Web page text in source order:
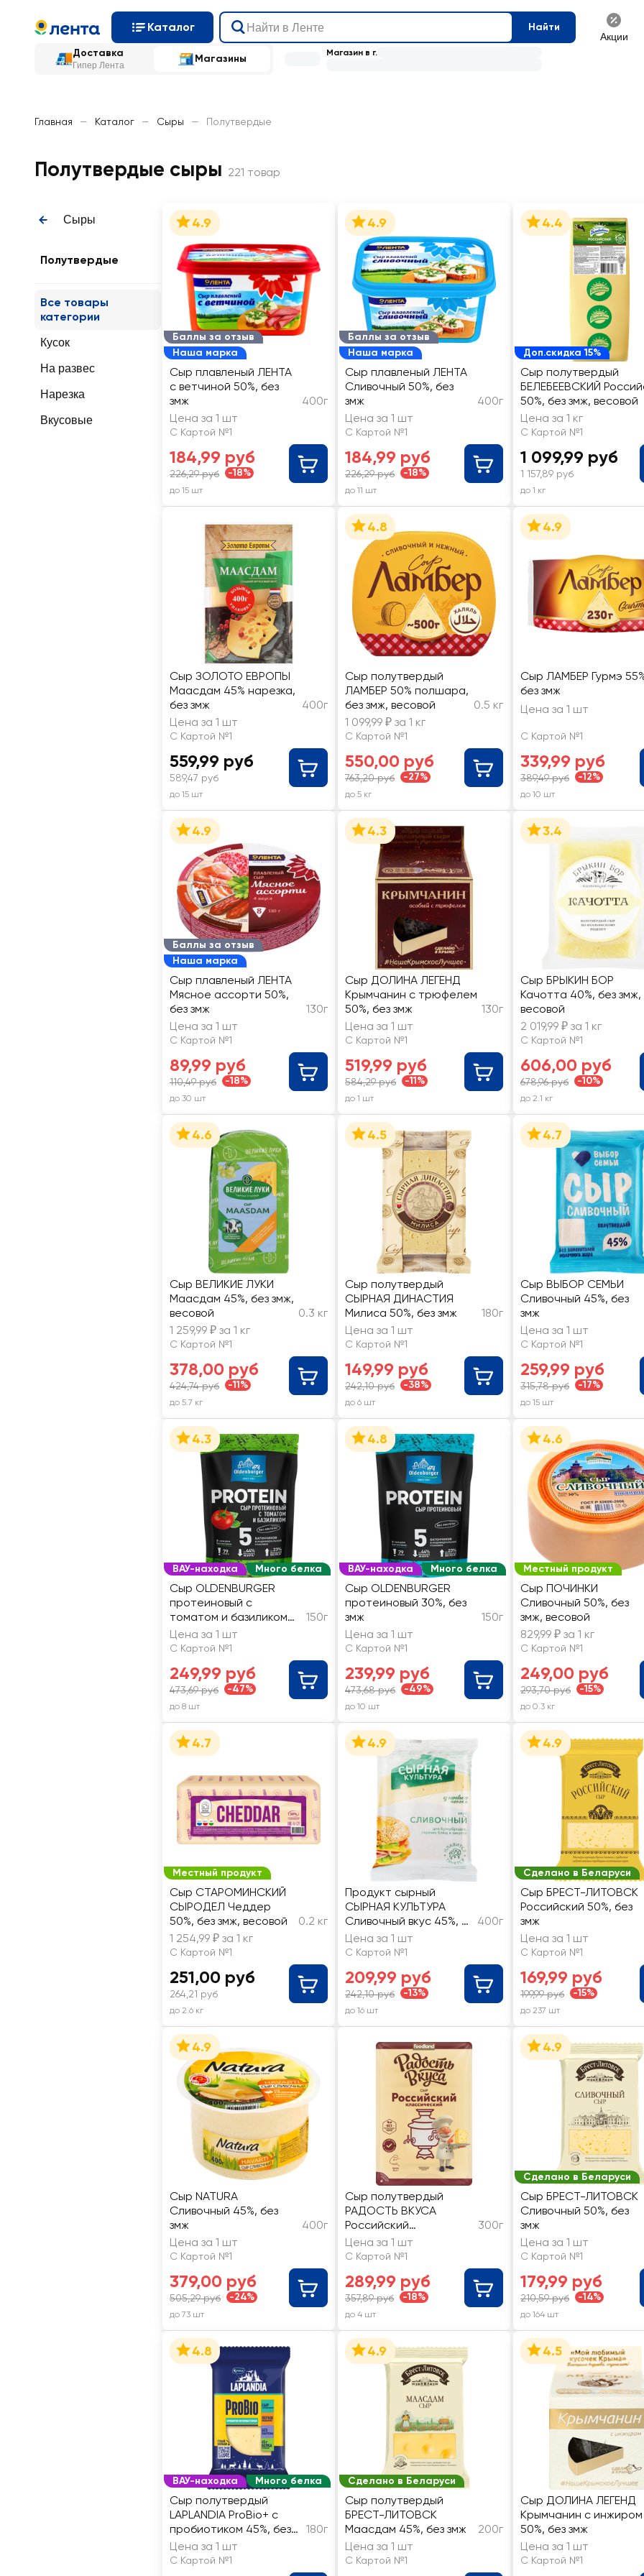
Каталог Найти
Акции
Доставка
Гипер Лента
Магазины Магазин в г.
Главная — Каталог — Сыры — Полутвердые
Полутвердые сыры 221 товар
Сыры
Полутвердые
Все товары
категории
Кусок
На развес
Нарезка
Вкусовые
Баллы за отзыв
Наша марка
4.9
Сыр плавленый ЛЕНТА
с ветчиной 50%, без
змж
400г
Цена за 1 шт
С Картой №1
184,99 руб
226,29 руб -18%
до 15 шт
Баллы за отзыв
Наша марка
4.9
Сыр плавленый ЛЕНТА
Сливочный 50%, без
змж
400г
Цена за 1 шт
С Картой №1
184,99 руб
226,29 руб -18%
до 11 шт
Доп.скидка 15%
4.4
Сыр полутвердый
БЕЛЕБЕЕВСКИЙ
50%, без змж, весовой
Цена за 1 кг
С Картой №1
1 099,99 руб
1 157,89 руб
до 1 кг
Сыр ЗОЛОТО ЕВРОПЫ
Маасдам 45% нарезка,
без змж
400г
Цена за 1 шт
С Картой №1
559,99 руб
589,47 руб
до 15 шт
4.8
Сыр полутвердый
ЛАМБЕР 50% полшара,
без змж, весовой
0.5 кг
1 099,99 ₽ за 1 кг
С Картой №1
550,00 руб
763,20 руб -27%
до 5 кг
4.9
Сыр ЛАМБЕР Гурмэ
без змж
Цена за 1 шт
С Картой №1
339,99 руб
389,49 руб -12%
до 10 шт
Баллы за отзыв
Наша марка
4.9
Сыр плавленый ЛЕНТА
Мясное ассорти 50%,
без змж
130г
Цена за 1 шт
С Картой №1
89,99 руб
110,49 руб -18%
до 30 шт
4.3
Сыр ДОЛИНА ЛЕГЕНД
Крымчанин с трюфелем
50%, без змж
130г
Цена за 1 шт
С Картой №1
519,99 руб
584,29 руб -11%
до 1 шт
3.4
Сыр БРЫКИН БОР
Качотта 40%, без змж,
весовой
2 019,99 ₽ за 1 кг
С Картой №1
606,00 руб
678,96 руб -10%
до 2.1 кг
4.6
Сыр ВЕЛИКИЕ ЛУКИ
Маасдам 45%, без змж,
весовой
0.3 кг
1 259,99 ₽ за 1 кг
С Картой №1
378,00 руб
424,74 руб -11%
до 5.7 кг
4.5
Сыр полутвердый
СЫРНАЯ ДИНАСТИЯ
Милиса 50%, без змж
180г
Цена за 1 шт
С Картой №1
149,99 руб
242,10 руб -38%
до 6 шт
4.7
Сыр ВЫБОР СЕМЬИ
Сливочный 45%, без
змж
Цена за 1 шт
С Картой №1
259,99 руб
315,78 руб -17%
до 15 шт
ВАУ-находка Много белка
4.3
Сыр OLDENBURGER
протеиновый с
томатом и базиликом
30%, без змж
150г
Цена за 1 шт
С Картой №1
249,99 руб
473,69 руб -47%
до 8 шт
ВАУ-находка Много белка
4.8
Сыр OLDENBURGER
протеиновый 30%, без
змж
150г
Цена за 1 шт
С Картой №1
239,99 руб
473,68 руб -49%
до 10 шт
Местный продукт
4.6
Сыр ПОЧИНКИ
Сливочный 50%, без
змж, весовой
829,99 ₽ за 1 кг
С Картой №1
249,00 руб
293,70 руб -15%
до 0.3 кг
Местный продукт
4.7
Сыр СТАРОМИНСКИЙ
СЫРОДЕЛ Чеддер
50%, без змж, весовой
0.2 кг
1 254,99 ₽ за 1 кг
С Картой №1
251,00 руб
264,21 руб
до 2.6 кг
4.9
Продукт сырный
СЫРНАЯ КУЛЬТУРА
Сливочный вкус 45%, с
змж
400г
Цена за 1 шт
С Картой №1
209,99 руб
242,10 руб -13%
до 16 шт
Сделано в Беларуси
4.9
Сыр БРЕСТ-ЛИТОВСК
Российский 50%, без
змж
Цена за 1 шт
С Картой №1
169,99 руб
199,99 руб -15%
до 237 шт
4.9
Сыр NATURA
Сливочный 45%, без
змж
400г
Цена за 1 шт
С Картой №1
379,00 руб
505,29 руб -24%
до 73 шт
Сыр полутвердый
РАДОСТЬ ВКУСА
Российский
классический 40%, без
змж
300г
Цена за 1 шт
С Картой №1
289,99 руб
357,89 руб -18%
до 4 шт
Сделано в Беларуси
4.9
Сыр БРЕСТ-ЛИТОВСК
Сливочный 50%, без
змж
Цена за 1 шт
С Картой №1
179,99 руб
210,59 руб -14%
до 164 шт
ВАУ-находка Много белка
4.8
Сыр полутвердый
LAPLANDIA ProBio+ с
пробиотиком 45%, без
змж
180г
Цена за 1 шт
С Картой №1
Сделано в Беларуси
4.9
Сыр полутвердый
БРЕСТ-ЛИТОВСК
Маасдам 45%, без змж
200г
Цена за 1 шт
С Картой №1
4.5
Сыр ДОЛИНА ЛЕГЕНД
Крымчанин с инжиром
50%, без змж
Цена за 1 шт
С Картой №1